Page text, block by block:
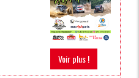
Voir plus !